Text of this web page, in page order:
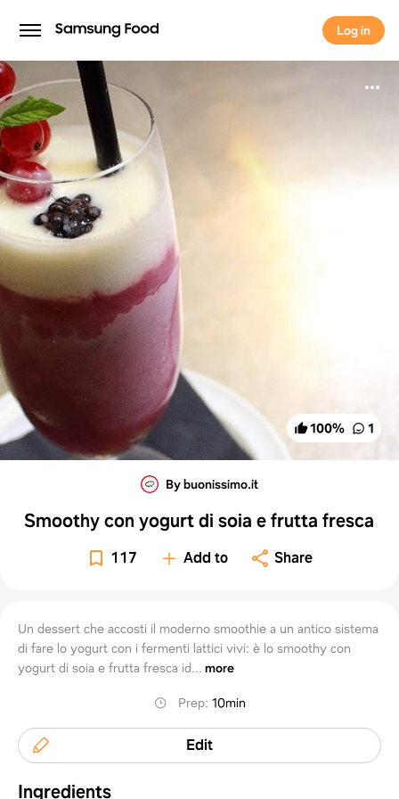
Log in
Log in
100% 1
By buonissimo.it
Smoothy con yogurt di soia e frutta fresca
117 Add to Share
Un dessert che accosti il moderno smoothie a un antico sistema
di fare lo yogurt con i fermenti lattici vivi: è lo smoothy con
yogurt di soia e frutta fresca id... more
Prep: 10min
Edit
Ingredients